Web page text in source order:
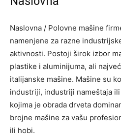
Naslovna / Polovne mašine
namenjene za razne
aktivnosti. Postoji širok izbor
plastike i aluminijuma, ali
italijanske mašine. Mašine su
industriji, industriji nameštaja
kojima je obrada drveta
brojne mašine za vašu
ili hobi.